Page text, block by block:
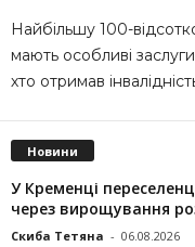
Найбільшу 100-
мають особливі
хто отримав
Новини
У Кременці
через вирощування
Скиба Тетяна - 06.08.2026